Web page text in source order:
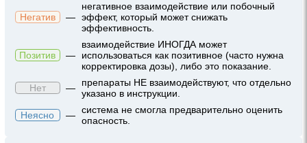
Негатив —
негативное взаимодействие или побочный
эффект, который может снижать
эффективность.
Позитив —
взаимодействие ИНОГДА может
использоваться как позитивное (часто нужна
корректировка дозы), либо это показание.
Нет
—
препараты НЕ взаимодействуют, что отдельно
указано в инструкции.
Неясно
— система не смогла предварительно оценить
опасность.